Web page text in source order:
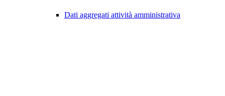
Dati aggregati attività amministrativa